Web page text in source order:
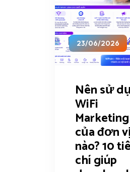
23/06/2026
Nên sử
WiFi
Marketing
của đơn vị
nào? 10
chí giúp